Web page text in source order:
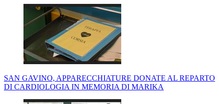
SAN GAVINO, APPARECCHIATURE DONATE AL REPARTO
DI CARDIOLOGIA IN MEMORIA DI MARIKA